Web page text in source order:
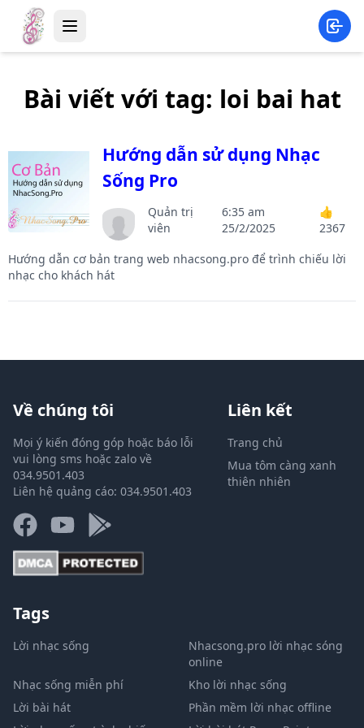
Bài viết với tag: loi bai hat
Hướng dẫn sử dụng Nhạc
Sống Pro
Quản trị
viên
6:35 am
25/2/2025
👍
2367
Hướng dẫn cơ bản trang web nhacsong.pro để trình chiếu lời
nhạc cho khách hát
Về chúng tôi
Mọi ý kiến đóng góp hoặc báo lỗi
vui lòng sms hoặc zalo về
034.9501.403
Liên hệ quảng cáo: 034.9501.403
Liên kết
Trang chủ
Mua tôm càng xanh
thiên nhiên
Tags
Lời nhạc sống
Nhacsong.pro lời nhạc sóng
online
Nhạc sống miễn phí
Kho lời nhạc sống
Lời bài hát
Phần mềm lời nhạc offline